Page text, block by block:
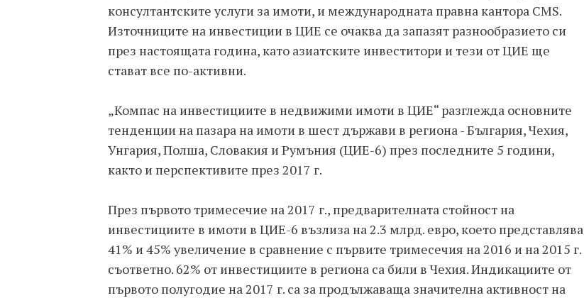
консултантските услуги за имоти, и международната правна кантора CMS.
Източниците на инвестиции в ЦИЕ се очаква да запазят разнообразието си
през настоящата година, като азиатските инвеститори и тези от ЦИЕ ще
стават все по-активни.
„Компас на инвестициите в недвижими имоти в ЦИЕ“ разглежда основните
тенденции на пазара на имоти в шест държави в региона - България, Чехия,
Унгария, Полша, Словакия и Румъния (ЦИЕ-6) през последните 5 години,
както и перспективите през 2017 г.
През първото тримесечие на 2017 г., предварителната стойност на
инвестициите в имоти в ЦИЕ-6 възлиза на 2.3 млрд. евро, което представлява
41% и 45% увеличение в сравнение с първите тримесечия на 2016 и на 2015 г.
съответно. 62% от инвестициите в региона са били в Чехия. Индикациите от
първото полугодие на 2017 г. са за продължаваща значителна активност на